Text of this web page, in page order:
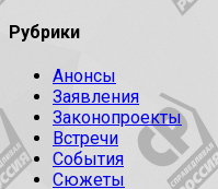
Рубрики
Анонсы
Заявления
Законопроекты
Встречи
События
Сюжеты